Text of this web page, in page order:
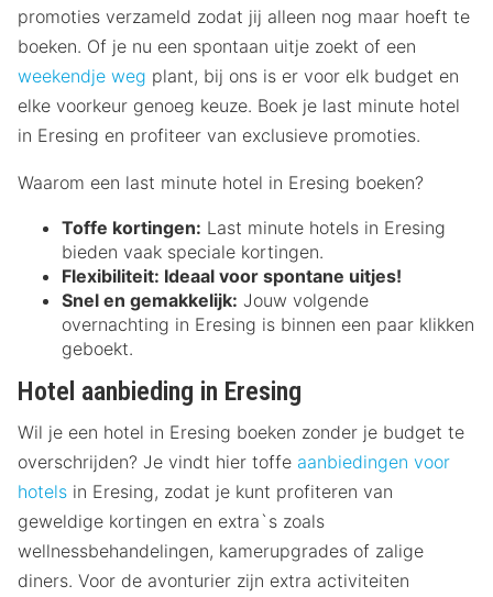
promoties verzameld zodat jij alleen nog maar hoeft te
boeken. Of je nu een spontaan uitje zoekt of een
weekendje weg plant, bij ons is er voor elk budget en
elke voorkeur genoeg keuze. Boek je last minute hotel
in Eresing en profiteer van exclusieve promoties.
Waarom een last minute hotel in Eresing boeken?
Toffe kortingen: Last minute hotels in Eresing
bieden vaak speciale kortingen.
Flexibiliteit: Ideaal voor spontane uitjes!
Snel en gemakkelijk: Jouw volgende
overnachting in Eresing is binnen een paar klikken
geboekt.
Hotel aanbieding in Eresing
Wil je een hotel in Eresing boeken zonder je budget te
overschrijden? Je vindt hier toffe aanbiedingen voor
hotels in Eresing, zodat je kunt profiteren van
geweldige kortingen en extra`s zoals
wellnessbehandelingen, kamerupgrades of zalige
diners. Voor de avonturier zijn extra activiteiten